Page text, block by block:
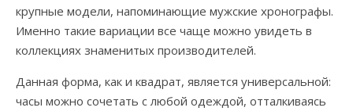
крупные модели, напоминающие мужские хронографы.
Именно такие вариации все чаще можно увидеть в
коллекциях знаменитых производителей.
Данная форма, как и квадрат, является универсальной:
часы можно сочетать с любой одеждой, отталкиваясь